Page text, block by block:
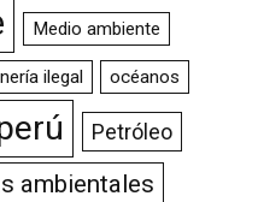
Medio ambiente
ilegal océanos
Petróleo
ambientales